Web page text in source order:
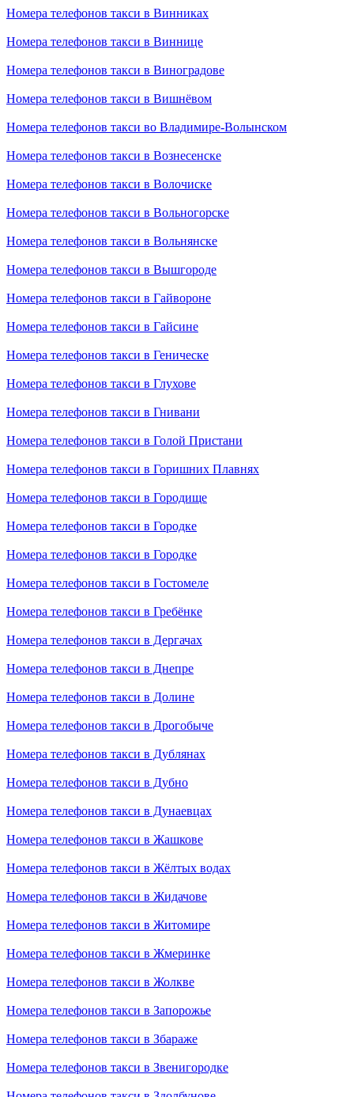
Номера телефонов такси в Винниках
Номера телефонов такси в Виннице
Номера телефонов такси в Виноградове
Номера телефонов такси в Вишнёвом
Номера телефонов такси во Владимире-Волынском
Номера телефонов такси в Вознесенске
Номера телефонов такси в Волочиске
Номера телефонов такси в Вольногорске
Номера телефонов такси в Вольнянске
Номера телефонов такси в Вышгороде
Номера телефонов такси в Гайвороне
Номера телефонов такси в Гайсине
Номера телефонов такси в Геническе
Номера телефонов такси в Глухове
Номера телефонов такси в Гнивани
Номера телефонов такси в Голой Пристани
Номера телефонов такси в Горишних Плавнях
Номера телефонов такси в Городище
Номера телефонов такси в Городке
Номера телефонов такси в Городке
Номера телефонов такси в Гостомеле
Номера телефонов такси в Гребёнке
Номера телефонов такси в Дергачах
Номера телефонов такси в Днепре
Номера телефонов такси в Долине
Номера телефонов такси в Дрогобыче
Номера телефонов такси в Дублянах
Номера телефонов такси в Дубно
Номера телефонов такси в Дунаевцах
Номера телефонов такси в Жашкове
Номера телефонов такси в Жёлтых водах
Номера телефонов такси в Жидачове
Номера телефонов такси в Житомире
Номера телефонов такси в Жмеринке
Номера телефонов такси в Жолкве
Номера телефонов такси в Запорожье
Номера телефонов такси в Збараже
Номера телефонов такси в Звенигородке